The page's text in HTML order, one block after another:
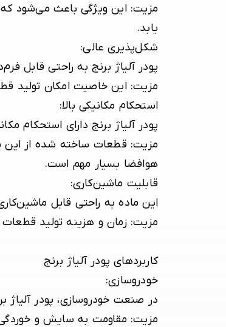
مزیت: این ویژگی باعث می‌شود که
یابد.
شکل‌پذیری عالی:
پودر آلیاژ برنج به راحتی قابل
مزیت: این خاصیت امکان تولید
استحکام مکانیکی بالا:
پودر آلیاژ برنج دارای استحکام
مزیت: قطعات ساخته شده از این
هوافضا بسیار مهم است.
قابلیت ماشین‌کاری:
این ماده به راحتی قابل
مزیت: زمان و هزینه تولید
کاربردهای پودر آلیاژ برنج
خودروسازی:
در صنعت خودروسازی، پودر
مزیت: مقاومت به سایش و